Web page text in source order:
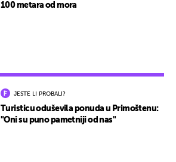
JESTE LI PROBALI?
Turisticu oduševila ponuda u Primoštenu:
"Oni su puno pametniji od nas"
100 metara od mora